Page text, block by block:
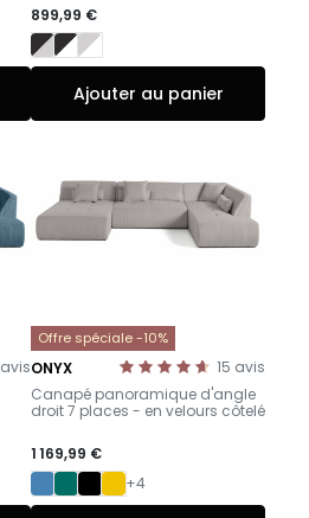
899,99 €
Ajouter au panier
avis
Offre spéciale -10%
15 avis
ONYX
-
Canapé panoramique d'angle
droit 7 places - en velours côtelé
1 169,99 €
+4